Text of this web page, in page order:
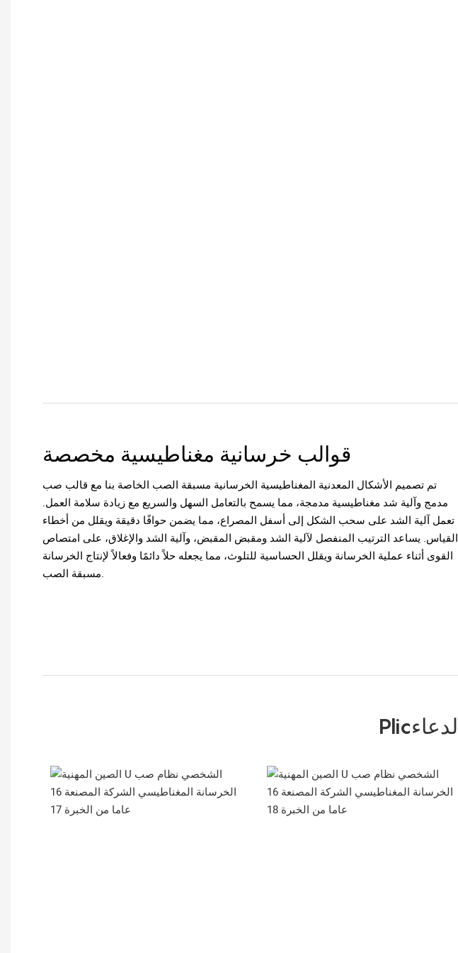
قوالب خرسانية مغناطيسية مخصصة
تم تصميم الأشكال المعدنية المغناطيسية الخرسانية مسبقة الصب الخاصة بنا مع قالب صب
مدمج وآلية شد مغناطيسية مدمجة، مما يسمح بالتعامل السهل والسريع مع زيادة سلامة العمل.
تعمل آلية الشد على سحب الشكل إلى أسفل المصراع، مما يضمن حوافًا دقيقة ويقلل من أخطاء
القياس. يساعد الترتيب المنفصل لآلية الشد ومقبض المقبض، وآلية الشد والإغلاق، على امتصاص
القوى أثناء عملية الخرسانة ويقلل الحساسية للتلوث، مما يجعله حلاً دائمًا وفعالاً لإنتاج الخرسانة
مسبقة الصب.